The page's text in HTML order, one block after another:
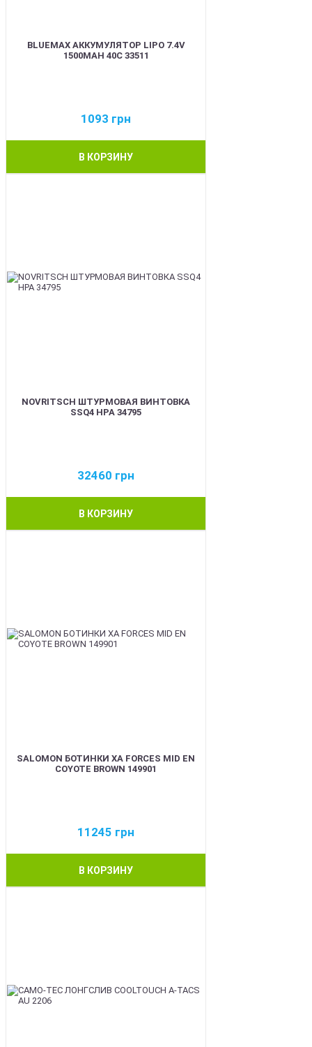
BLUEMAX АККУМУЛЯТОР LIPO 7.4V
1500MAH 40C 33511
1093 грн
В КОРЗИНУ
NOVRITSCH ШТУРМОВАЯ ВИНТОВКА
SSQ4 HPA 34795
32460 грн
В КОРЗИНУ
SALOMON БОТИНКИ XA FORCES MID EN
COYOTE BROWN 149901
11245 грн
В КОРЗИНУ